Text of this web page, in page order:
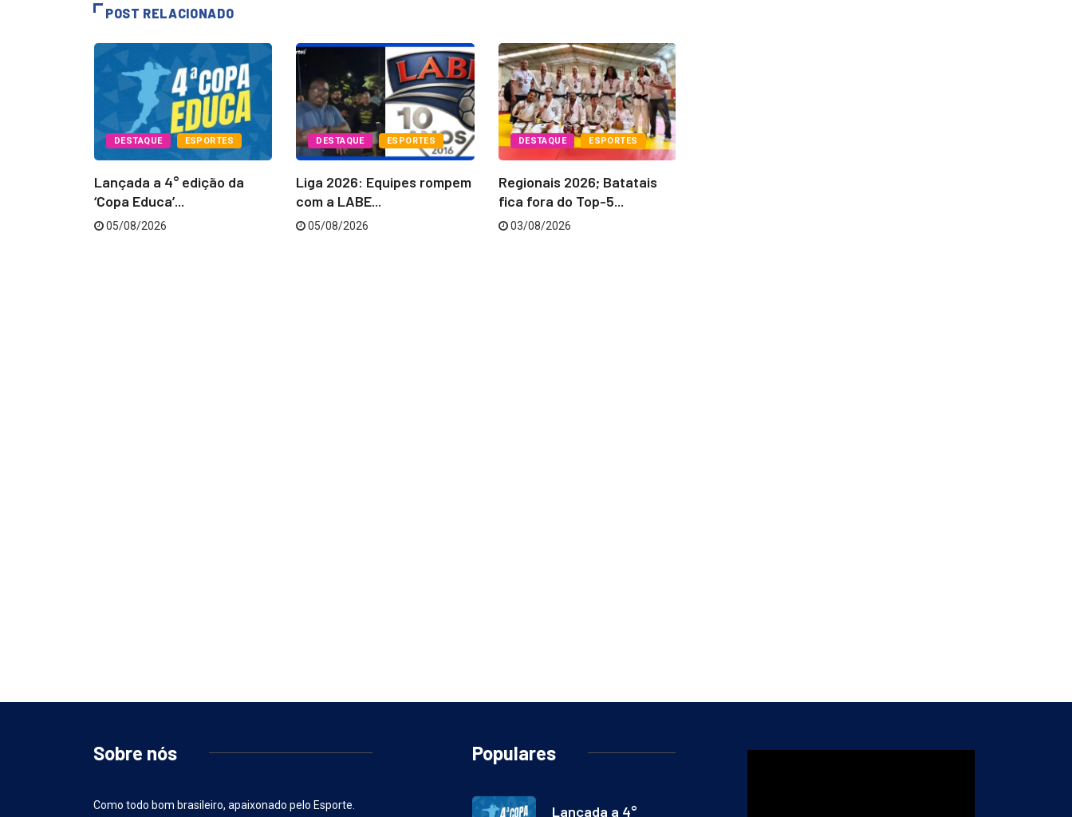
POST RELACIONADO
DESTAQUE ESPORTES
Lançada a 4° edição da
‘Copa Educa’...
05/08/2026
DESTAQUE ESPORTES
Liga 2026: Equipes rompem
com a LABE...
05/08/2026
DESTAQUE ESPORTES
Regionais 2026; Batatais
fica fora do Top-5...
03/08/2026
Sobre nós
Como todo bom brasileiro, apaixonado pelo Esporte.
Populares
Lançada a 4°